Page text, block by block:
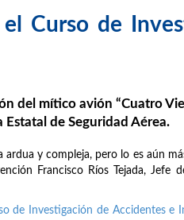
Curso de
del mítico avión “Cuatro
de Seguridad Aérea.
ardua y compleja, pero lo es aún
Francisco Ríos Tejada,
de Investigación de Accidentes e